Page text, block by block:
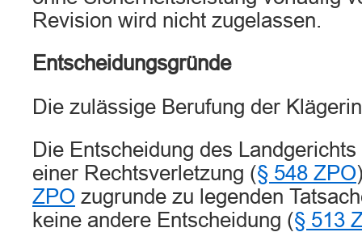
Revision wird nicht zugelassen.
Entscheidungsgründe
Die zulässige Berufung der
Die Entscheidung des
einer Rechtsverletzung (§ 548 ZPO
ZPO zugrunde zu legenden
keine andere Entscheidung (§ 513